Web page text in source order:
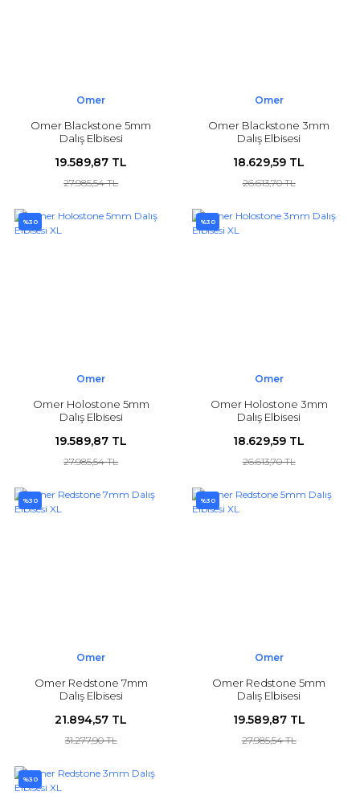
Omer
Omer Blackstone 5mm
Dalış Elbisesi
19.589,87 TL
27.985,54 TL
Omer
Omer Blackstone 3mm
Dalış Elbisesi
18.629,59 TL
26.613,70 TL
%30
Omer
Omer Holostone 5mm
Dalış Elbisesi
19.589,87 TL
27.985,54 TL
%30
Omer
Omer Holostone 3mm
Dalış Elbisesi
18.629,59 TL
26.613,70 TL
%30
Omer
Omer Redstone 7mm
Dalış Elbisesi
21.894,57 TL
31.277,90 TL
%30
Omer
Omer Redstone 5mm
Dalış Elbisesi
19.589,87 TL
27.985,54 TL
%30